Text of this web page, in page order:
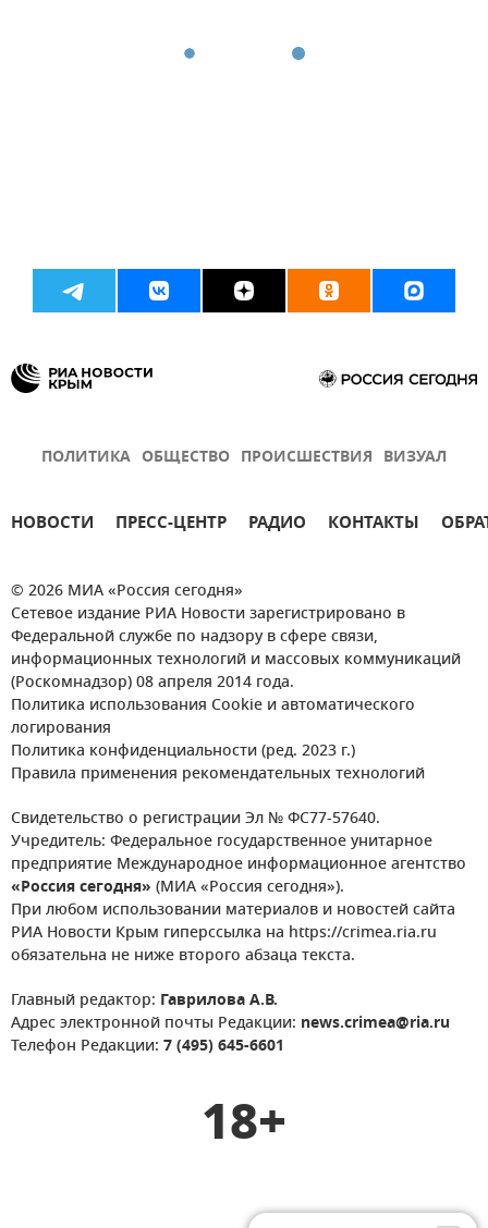
ПОЛИТИКА ОБЩЕСТВО ПРОИСШЕСТВИЯ ВИЗУАЛ
НОВОСТИ ПРЕСС-ЦЕНТР РАДИО КОНТАКТЫ
© 2026 МИА «Россия сегодня»
Сетевое издание РИА Новости зарегистрировано в
Федеральной службе по надзору в сфере связи,
информационных технологий и массовых коммуникаций
(Роскомнадзор) 08 апреля 2014 года.
Политика использования Cookie и автоматического
логирования
Политика конфиденциальности (ред. 2023 г.)
Правила применения рекомендательных технологий
Свидетельство о регистрации Эл № ФС77-57640.
Учредитель: Федеральное государственное унитарное
предприятие Международное информационное агентство
«Россия сегодня» (МИА «Россия сегодня»).
При любом использовании материалов и новостей сайта
РИА Новости Крым гиперссылка на https://crimea.ria.ru
обязательна не ниже второго абзаца текста.
Главный редактор: Гаврилова А.В.
Адрес электронной почты Редакции: news.crimea@ria.ru
Телефон Редакции: 7 (495) 645-6601
18+